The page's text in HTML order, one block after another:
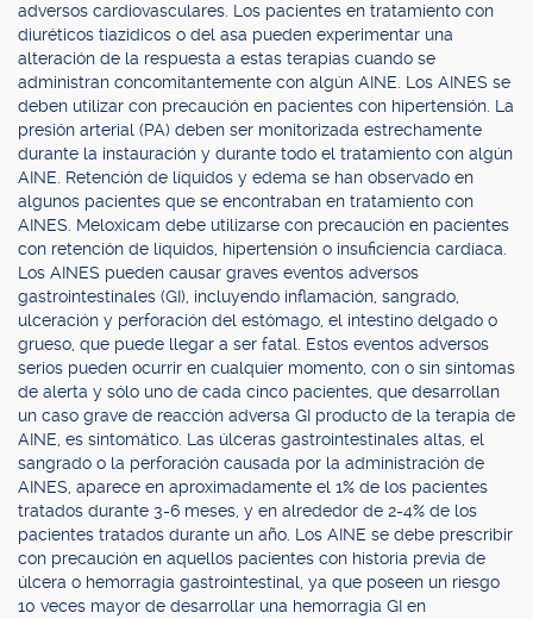
adversos cardiovasculares. Los pacientes en tratamiento con
diuréticos tiazidicos o del asa pueden experimentar una
alteración de la respuesta a estas terapias cuando se
administran concomitantemente con algún AINE. Los AINES se
deben utilizar con precaución en pacientes con hipertensión. La
presión arterial (PA) deben ser monitorizada estrechamente
durante la instauración y durante todo el tratamiento con algún
AINE. Retención de líquidos y edema se han observado en
algunos pacientes que se encontraban en tratamiento con
AINES. Meloxicam debe utilizarse con precaución en pacientes
con retención de líquidos, hipertensión o insuficiencia cardíaca.
Los AINES pueden causar graves eventos adversos
gastrointestinales (GI), incluyendo inflamación, sangrado,
ulceración y perforación del estómago, el intestino delgado o
grueso, que puede llegar a ser fatal. Estos eventos adversos
serios pueden ocurrir en cualquier momento, con o sin síntomas
de alerta y sólo uno de cada cinco pacientes, que desarrollan
un caso grave de reacción adversa GI producto de la terapia de
AINE, es sintomático. Las úlceras gastrointestinales altas, el
sangrado o la perforación causada por la administración de
AINES, aparece en aproximadamente el 1% de los pacientes
tratados durante 3-6 meses, y en alrededor de 2-4% de los
pacientes tratados durante un año. Los AINE se debe prescribir
con precaución en aquellos pacientes con historia previa de
úlcera o hemorragia gastrointestinal, ya que poseen un riesgo
10 veces mayor de desarrollar una hemorragia GI en